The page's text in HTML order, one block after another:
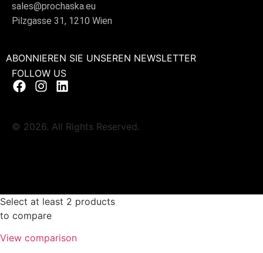
sales@prochaska.eu
Pilzgasse 31, 1210 Wien
ABONNIEREN SIE UNSEREN NEWSLETTER
FOLLOW US
© 2026. All Rights Reserved.
Select at least 2 products
to compare
View comparison